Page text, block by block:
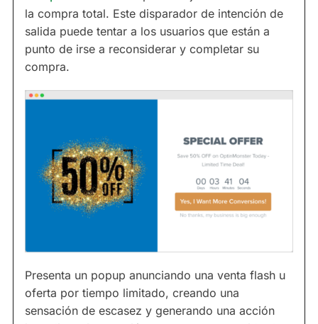
la compra total. Este disparador de intención de
salida puede tentar a los usuarios que están a
punto de irse a reconsiderar y completar su
compra.
Presenta un popup anunciando una venta flash u
oferta por tiempo limitado, creando una
sensación de escasez y generando una acción